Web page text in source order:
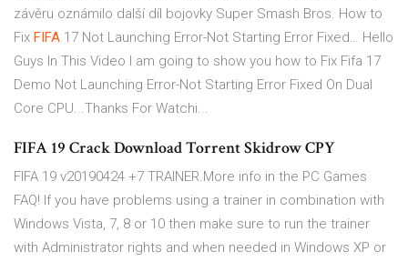
závěru oznámilo další díl bojovky Super Smash Bros. How to
Fix FIFA 17 Not Launching Error-Not Starting Error Fixed… Hello
Guys In This Video I am going to show you how to Fix Fifa 17
Demo Not Launching Error-Not Starting Error Fixed On Dual
Core CPU...Thanks For Watchi...
FIFA 19 Crack Download Torrent Skidrow CPY
FIFA 19 v20190424 +7 TRAINER.More info in the PC Games
FAQ! If you have problems using a trainer in combination with
Windows Vista, 7, 8 or 10 then make sure to run the trainer
with Administrator rights and when needed in Windows XP or